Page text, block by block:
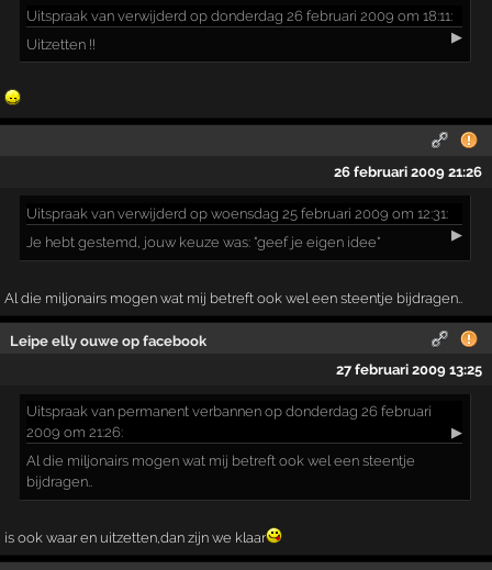
Uitspraak van verwijderd op donderdag 26 februari 2009 om 18:11:
▶
Uitzetten !!
26 februari 2009 21:26
Uitspraak van verwijderd op woensdag 25 februari 2009 om 12:31:
▶
Je hebt gestemd, jouw keuze was: "geef je eigen idee"
Al die miljonairs mogen wat mij betreft ook wel een steentje bijdragen..
Leipe elly ouwe op facebook
27 februari 2009 13:25
Uitspraak van permanent verbannen op donderdag 26 februari
2009 om 21:26:
▶
Al die miljonairs mogen wat mij betreft ook wel een steentje
bijdragen..
is ook waar en uitzetten,dan zijn we klaar